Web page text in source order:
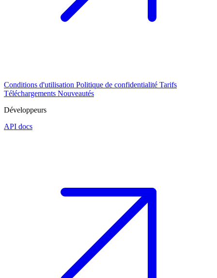
Conditions d'utilisation Politique de confidentialité Tarifs
Téléchargements Nouveautés
Développeurs
API docs